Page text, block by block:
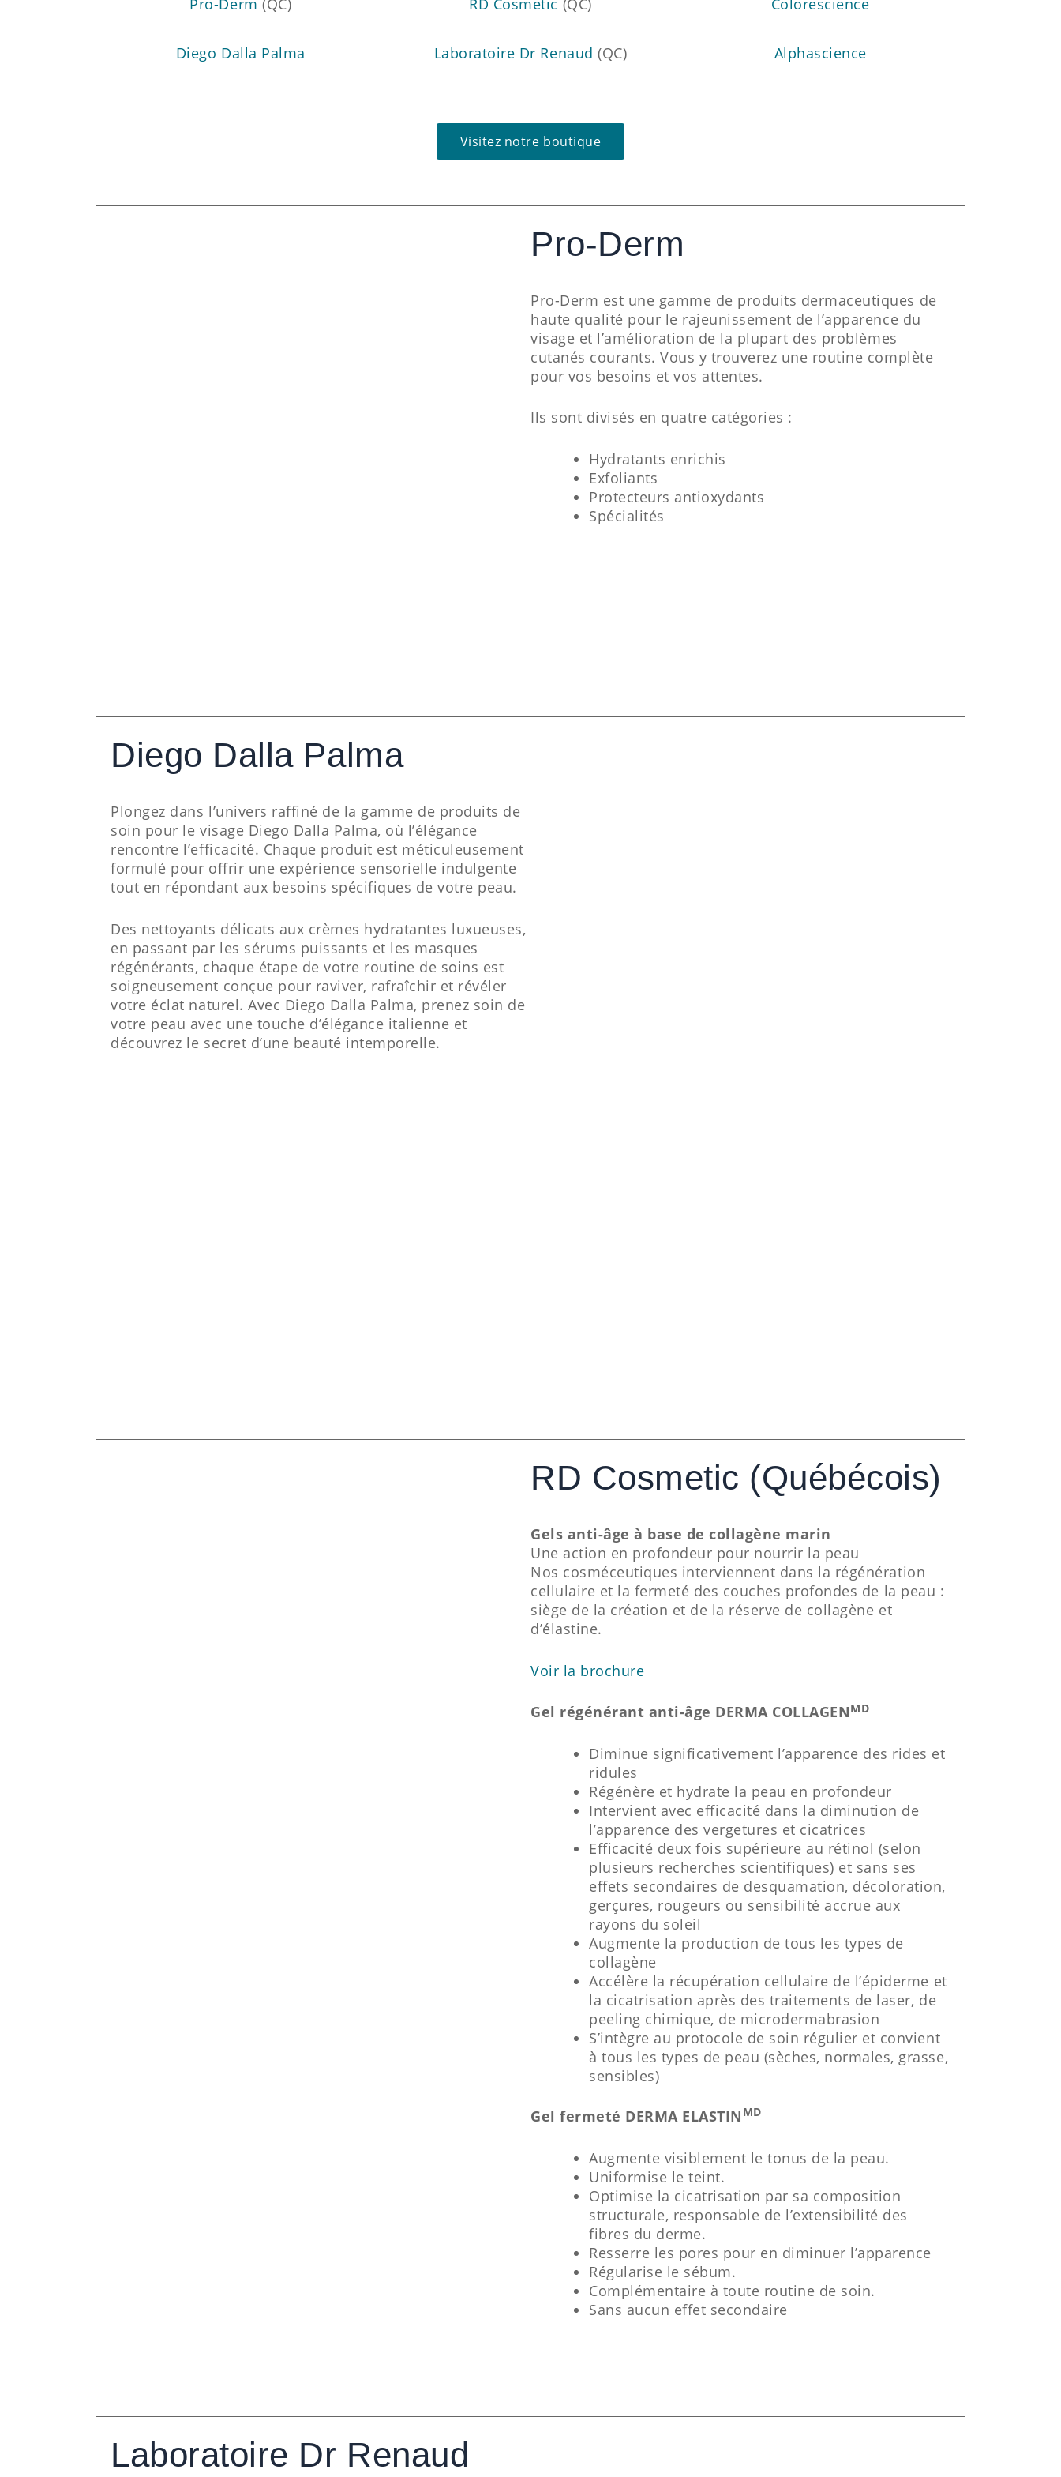
Pro-Derm (QC) RD Cosmetic (QC) Colorescience
Diego Dalla Palma Laboratoire Dr Renaud (QC) Alphascience
Visitez notre boutique
Pro-Derm
Pro-Derm est une gamme de produits dermaceutiques de
haute qualité pour le rajeunissement de l’apparence du
visage et l’amélioration de la plupart des problèmes
cutanés courants. Vous y trouverez une routine complète
pour vos besoins et vos attentes.
Ils sont divisés en quatre catégories :
Hydratants enrichis
Exfoliants
Protecteurs antioxydants
Spécialités
Diego Dalla Palma
Plongez dans l’univers raffiné de la gamme de produits de
soin pour le visage Diego Dalla Palma, où l’élégance
rencontre l’efficacité. Chaque produit est méticuleusement
formulé pour offrir une expérience sensorielle indulgente
tout en répondant aux besoins spécifiques de votre peau.
Des nettoyants délicats aux crèmes hydratantes luxueuses,
en passant par les sérums puissants et les masques
régénérants, chaque étape de votre routine de soins est
soigneusement conçue pour raviver, rafraîchir et révéler
votre éclat naturel. Avec Diego Dalla Palma, prenez soin de
votre peau avec une touche d’élégance italienne et
découvrez le secret d’une beauté intemporelle.
RD Cosmetic (Québécois)
Gels anti-âge à base de collagène marin
Une action en profondeur pour nourrir la peau
Nos cosméceutiques interviennent dans la régénération
cellulaire et la fermeté des couches profondes de la peau :
siège de la création et de la réserve de collagène et
d’élastine.
Voir la brochure
Gel régénérant anti-âge DERMA COLLAGENMD
Diminue significativement l’apparence des rides et
ridules
Régénère et hydrate la peau en profondeur
Intervient avec efficacité dans la diminution de
l’apparence des vergetures et cicatrices
Efficacité deux fois supérieure au rétinol (selon
plusieurs recherches scientifiques) et sans ses
effets secondaires de desquamation, décoloration,
gerçures, rougeurs ou sensibilité accrue aux
rayons du soleil
Augmente la production de tous les types de
collagène
Accélère la récupération cellulaire de l’épiderme et
la cicatrisation après des traitements de laser, de
peeling chimique, de microdermabrasion
S’intègre au protocole de soin régulier et convient
à tous les types de peau (sèches, normales, grasse,
sensibles)
Gel fermeté DERMA ELASTIN MD
Augmente visiblement le tonus de la peau.
Uniformise le teint.
Optimise la cicatrisation par sa composition
structurale, responsable de l’extensibilité des
fibres du derme.
Resserre les pores pour en diminuer l’apparence
Régularise le sébum.
Complémentaire à toute routine de soin.
Sans aucun effet secondaire
Laboratoire Dr Renaud